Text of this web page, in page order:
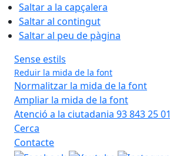
Saltar a la capçalera
Saltar al contingut
Saltar al peu de pàgina
Sense estils
Reduir la mida de la font
Normalitzar la mida de la font
Ampliar la mida de la font
Atenció a la ciutadania 93 843 25 01
Cerca
Contacte